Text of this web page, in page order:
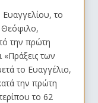
το
την πρώτη
των
το Ευαγγέλιο,
την πρώτη
το 62